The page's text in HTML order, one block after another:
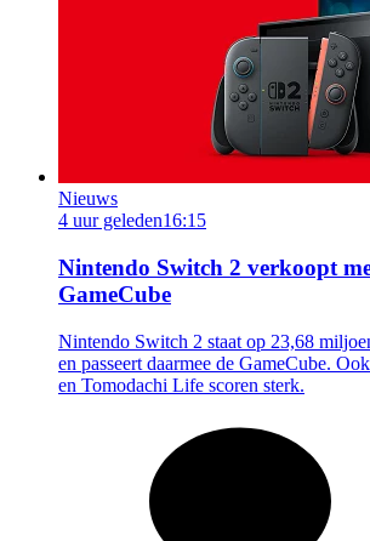
Nieuws
4 uur geleden16:15
Nintendo Switch 2 verkoopt
GameCube
Nintendo Switch 2 staat op 23,68
en passeert daarmee de GameCube.
en Tomodachi Life scoren sterk.